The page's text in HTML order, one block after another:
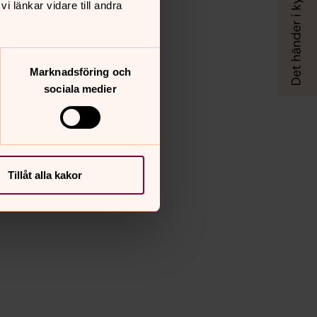
länkar vidare till andra
Marknadsföring och
sociala medier
Tillåt alla kakor